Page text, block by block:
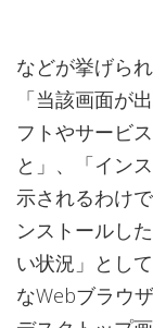
などが挙げら
「当該画面が
フトやサービ
と」、「イン
示されるわけ
ンストールし
い状況」とし
なWebブラウ